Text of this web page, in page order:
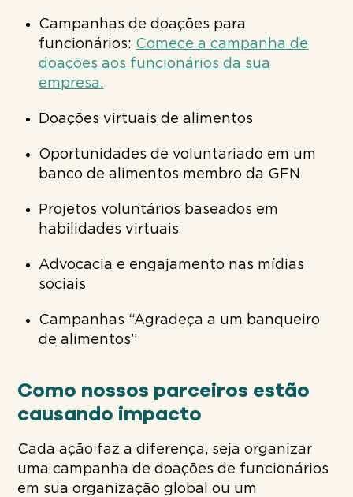
Campanhas de doações para
funcionários: Comece a campanha de
doações aos funcionários da sua
empresa.
Doações virtuais de alimentos
Oportunidades de voluntariado em um
banco de alimentos membro da GFN
Projetos voluntários baseados em
habilidades virtuais
Advocacia e engajamento nas mídias
sociais
Campanhas “Agradeça a um banqueiro
de alimentos”
Como nossos parceiros estão
causando impacto
Cada ação faz a diferença, seja organizar
uma campanha de doações de funcionários
em sua organização global ou um